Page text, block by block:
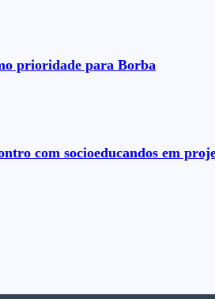
prioridade para Borba
com socioeducandos em